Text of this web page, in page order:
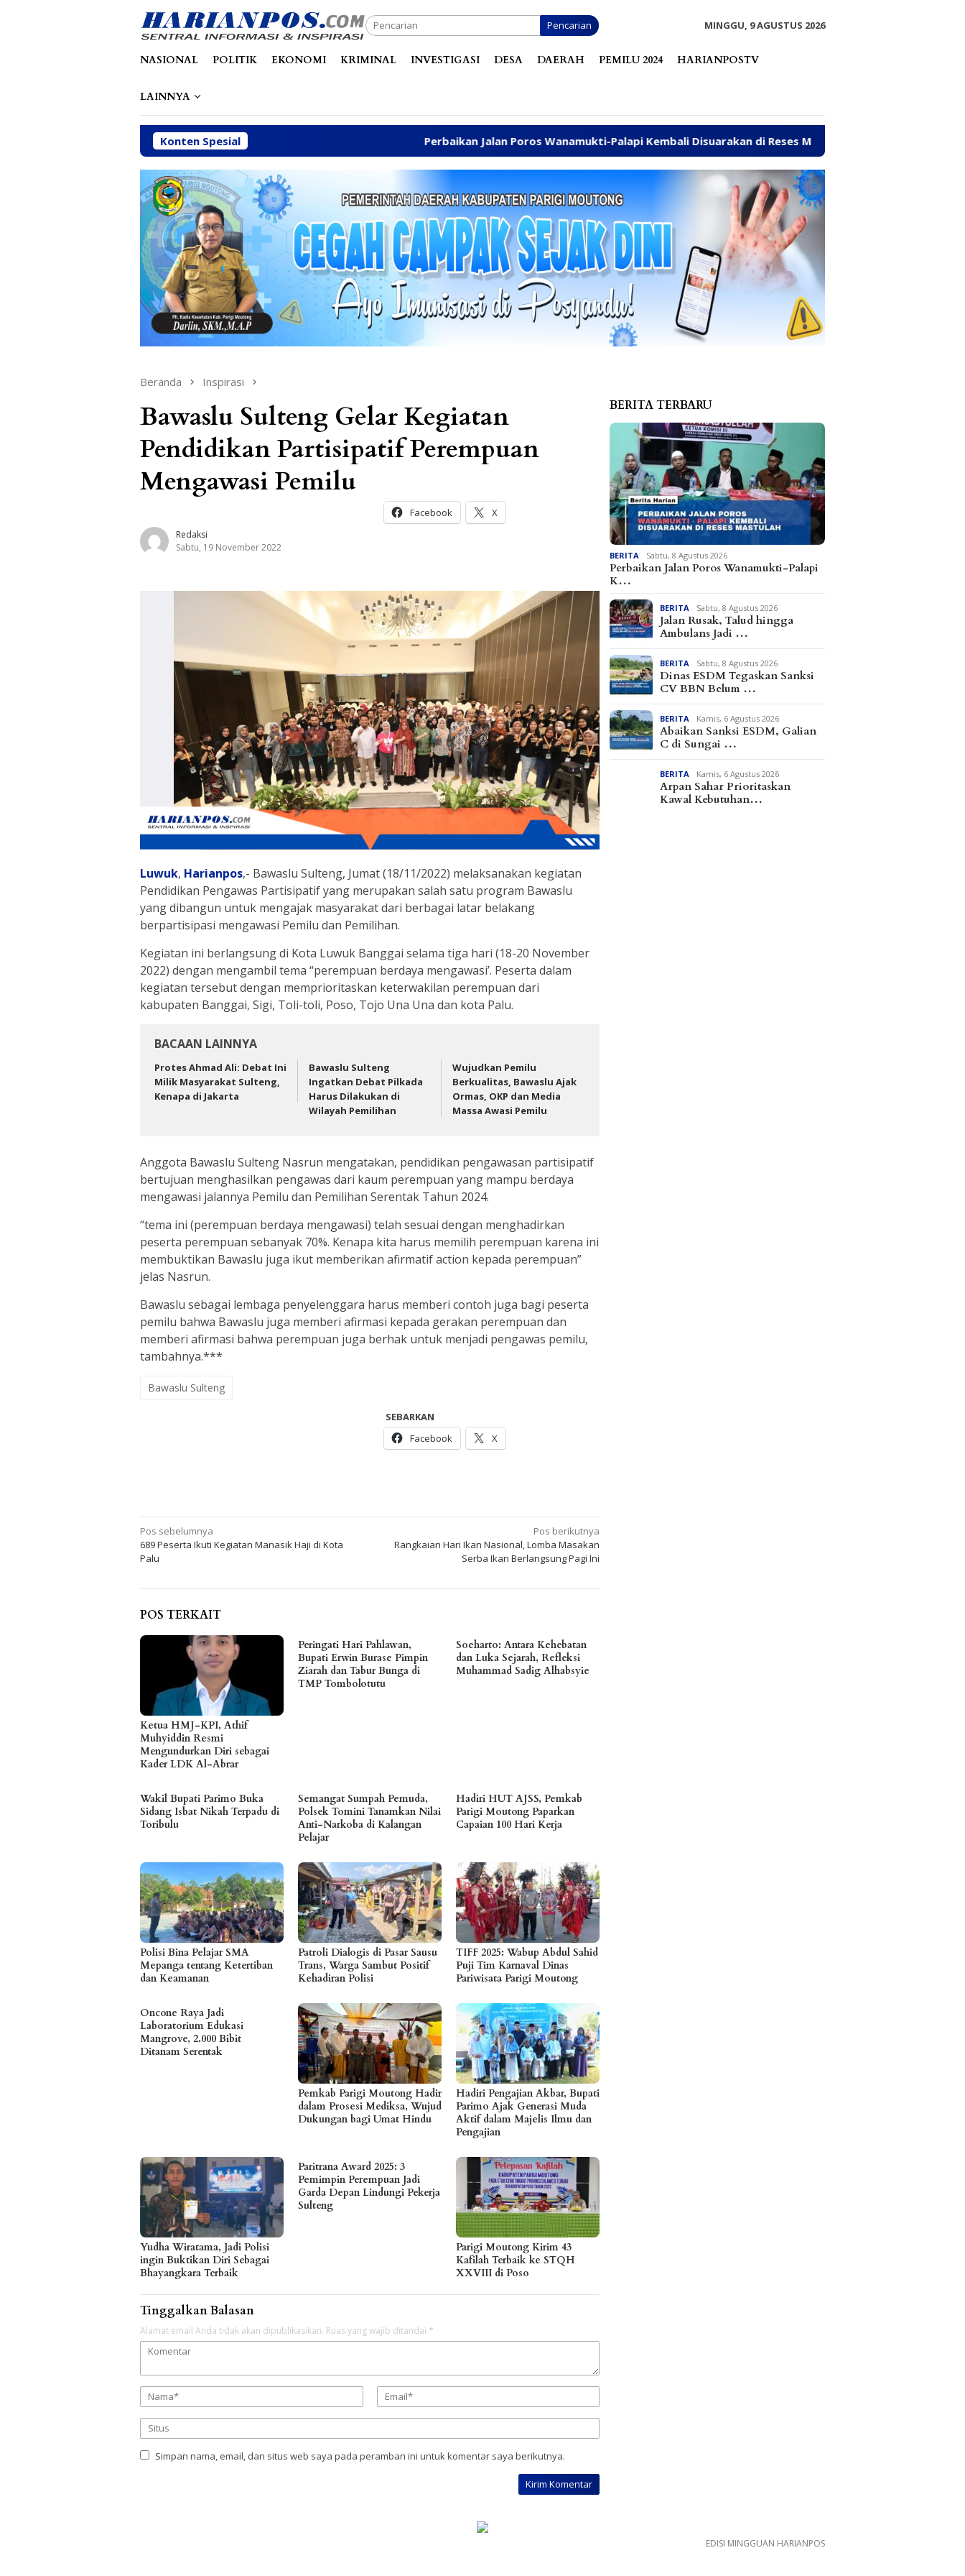
Pencarian MINGGU, 9 AGUSTUS 2026
NASIONAL POLITIK EKONOMI KRIMINAL INVESTIGASI DESA DAERAH PEMILU 2024 HARIANPOSTV
LAINNYA
Konten Spesial Perbaikan Jalan Poros Wanamukti-Palapi Kembali Disuarakan di Reses Mastulah Jalan Rusak, Talud hingga
Beranda Inspirasi
Bawaslu Sulteng Gelar Kegiatan
Pendidikan Partisipatif Perempuan
Mengawasi Pemilu
Redaksi
Sabtu, 19 November 2022
Facebook X
Luwuk, Harianpos,- Bawaslu Sulteng, Jumat (18/11/2022) melaksanakan kegiatan
Pendidikan Pengawas Partisipatif yang merupakan salah satu program Bawaslu
yang dibangun untuk mengajak masyarakat dari berbagai latar belakang
berpartisipasi mengawasi Pemilu dan Pemilihan.
Kegiatan ini berlangsung di Kota Luwuk Banggai selama tiga hari (18-20 November
2022) dengan mengambil tema “perempuan berdaya mengawasi’. Peserta dalam
kegiatan tersebut dengan memprioritaskan keterwakilan perempuan dari
kabupaten Banggai, Sigi, Toli-toli, Poso, Tojo Una Una dan kota Palu.
BACAAN LAINNYA
Protes Ahmad Ali: Debat Ini
Milik Masyarakat Sulteng,
Kenapa di Jakarta
Bawaslu Sulteng
Ingatkan Debat Pilkada
Harus Dilakukan di
Wilayah Pemilihan
Wujudkan Pemilu
Berkualitas, Bawaslu Ajak
Ormas, OKP dan Media
Massa Awasi Pemilu
Anggota Bawaslu Sulteng Nasrun mengatakan, pendidikan pengawasan partisipatif
bertujuan menghasilkan pengawas dari kaum perempuan yang mampu berdaya
mengawasi jalannya Pemilu dan Pemilihan Serentak Tahun 2024.
“tema ini (perempuan berdaya mengawasi) telah sesuai dengan menghadirkan
peserta perempuan sebanyak 70%. Kenapa kita harus memilih perempuan karena ini
membuktikan Bawaslu juga ikut memberikan afirmatif action kepada perempuan”
jelas Nasrun.
Bawaslu sebagai lembaga penyelenggara harus memberi contoh juga bagi peserta
pemilu bahwa Bawaslu juga memberi afirmasi kepada gerakan perempuan dan
memberi afirmasi bahwa perempuan juga berhak untuk menjadi pengawas pemilu,
tambahnya.***
Bawaslu Sulteng
SEBARKAN
Facebook
X
Navigasi
pos
Pos sebelumnya
689 Peserta Ikuti Kegiatan Manasik Haji di Kota
Palu
Pos berikutnya
Rangkaian Hari Ikan Nasional, Lomba Masakan
Serba Ikan Berlangsung Pagi Ini
POS TERKAIT
Ketua HMJ-KPI, Athif
Muhyiddin Resmi
Mengundurkan Diri sebagai
Kader LDK Al-Abrar
Peringati Hari Pahlawan,
Bupati Erwin Burase Pimpin
Ziarah dan Tabur Bunga di
TMP Tombolotutu
Soeharto: Antara Kehebatan
dan Luka Sejarah, Refleksi
Muhammad Sadig Alhabsyie
Wakil Bupati Parimo Buka
Sidang Isbat Nikah Terpadu di
Toribulu
Semangat Sumpah Pemuda,
Polsek Tomini Tanamkan Nilai
Anti-Narkoba di Kalangan
Pelajar
Hadiri HUT AJSS, Pemkab
Parigi Moutong Paparkan
Capaian 100 Hari Kerja
Polisi Bina Pelajar SMA
Mepanga tentang Ketertiban
dan Keamanan
Patroli Dialogis di Pasar Sausu
Trans, Warga Sambut Positif
Kehadiran Polisi
TIFF 2025: Wabup Abdul Sahid
Puji Tim Karnaval Dinas
Pariwisata Parigi Moutong
Oncone Raya Jadi
Laboratorium Edukasi
Mangrove, 2.000 Bibit
Ditanam Serentak
Pemkab Parigi Moutong Hadir
dalam Prosesi Mediksa, Wujud
Dukungan bagi Umat Hindu
Hadiri Pengajian Akbar, Bupati
Parimo Ajak Generasi Muda
Aktif dalam Majelis Ilmu dan
Pengajian
Yudha Wiratama, Jadi Polisi
ingin Buktikan Diri Sebagai
Bhayangkara Terbaik
Paritrana Award 2025: 3
Pemimpin Perempuan Jadi
Garda Depan Lindungi Pekerja
Sulteng
Parigi Moutong Kirim 43
Kafilah Terbaik ke STQH
XXVIII di Poso
Tinggalkan Balasan
Alamat email Anda tidak akan dipublikasikan. Ruas yang wajib ditandai *
Simpan nama, email, dan situs web saya pada peramban ini untuk komentar saya berikutnya.
BERITA TERBARU
BERITA Sabtu, 8 Agustus 2026
Perbaikan Jalan Poros Wanamukti-Palapi
K…
BERITA Sabtu, 8 Agustus 2026
Jalan Rusak, Talud hingga
Ambulans Jadi …
BERITA Sabtu, 8 Agustus 2026
Dinas ESDM Tegaskan Sanksi
CV BBN Belum …
BERITA Kamis, 6 Agustus 2026
Abaikan Sanksi ESDM, Galian
C di Sungai …
BERITA Kamis, 6 Agustus 2026
Arpan Sahar Prioritaskan
Kawal Kebutuhan…
EDISI MINGGUAN HARIANPOS